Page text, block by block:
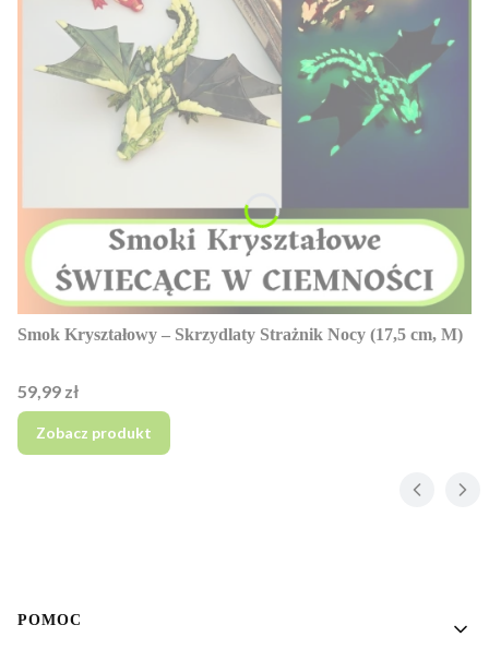
Smok Kryształowy – Skrzydlaty Strażnik Nocy (17,5 cm, M)
Cena
59,99 zł
Zobacz produkt
Linki w stopce
POMOC